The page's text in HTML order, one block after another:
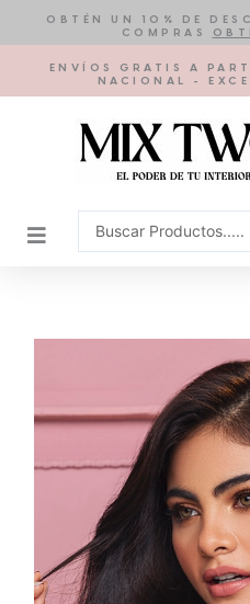
contenido
OBTÉN UN 10% DE
COMPRAS
ENVÍOS GRATIS A
NACIONAL -
Search
...